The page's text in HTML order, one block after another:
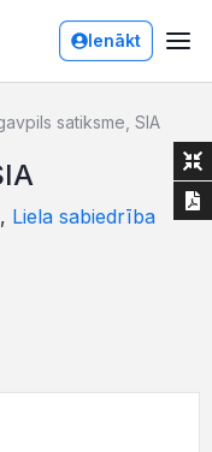
Ienākt
satiksme, SIA
Liela sabiedrība